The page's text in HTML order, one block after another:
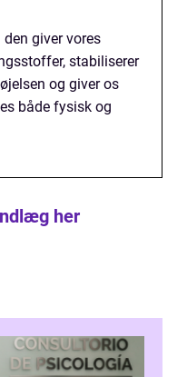
giver vores
stabiliserer
og giver os
både fysisk og
her